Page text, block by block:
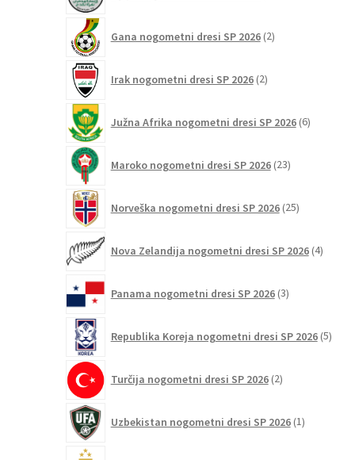
Gana nogometni dresi SP 2026 2izdelka
Irak nogometni dresi SP 2026 2izdelka
Južna Afrika nogometni dresi SP 2026 6izdelkov
Maroko nogometni dresi SP 2026 23izdelkov
Norveška nogometni dresi SP 2026 25izdelkov
Nova Zelandija nogometni dresi SP 2026 4izdelki
Panama nogometni dresi SP 2026 3izdelki
Republika Koreja nogometni dresi SP 2026 5
Turčija nogometni dresi SP 2026 2izdelka
Uzbekistan nogometni dresi SP 2026 1izdelek